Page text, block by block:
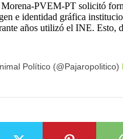
PVEM-PT solicitó
e identidad gráfica
años utilizó el INE. Esto,
Político (@Pajaropolitico)